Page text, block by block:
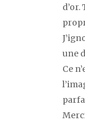
d’or.
une
Ce